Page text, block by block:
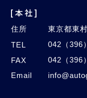
[本社]
住所
東京都東
TEL
042（396
FAX
042（396
Email